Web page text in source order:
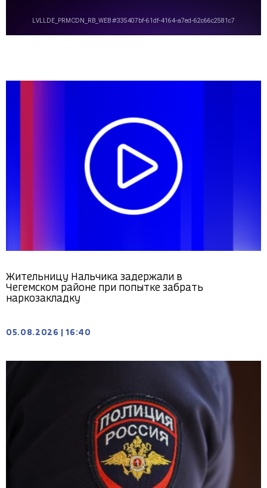
Жительницу Нальчика задержали в
Чегемском районе при попытке забрать
наркозакладку
05.08.2026 16:40